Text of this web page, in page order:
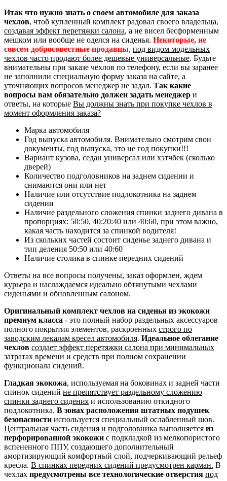
Итак что нужно знать о своем автомобиле для заказа
чехлов, чтоб купленный комплект радовал своего владельца,
создавая эффект перетяжки салона, а не висел бесформенным
мешком или вообще не оделся на сиденья. Некоторые, не
совсем добросовестные продавцы, под видом модельных
чехлов часто продают более дешевые универсальные. Будьте
внимательны при заказе чехлов по телефону, если вы заранее
не заполнили специальную форму заказа на сайте, а
уточняющих вопросов менеджер не задал. Так какие
вопросы вам обязательно должен задать менеджер и
ответы, на которые Вы должны знать при покупке чехлов в
момент оформления заказа?
Марка автомобиля
Год выпуска автомобиля. Внимательно смотрим свои
документы, год выпуска, это не год покупки!!!
Вариант кузова, седан универсал или хэтчбек (сколько
дверей)
Количество подголовников на заднем сидении и
снимаются они или нет
Наличие или отсутствие подлокотника на заднем
сидении
Наличие раздельного сложения спинки заднего дивана в
пропорциях: 50:50, 40:20:40 или 40:60, при этом важно,
какая часть находится за спинкой водителя!
Из скольких частей состоит сиденье заднего дивана и
тип деления 50:50 или 40:60
Наличие столика в спинке передних сидений
Ответы на все вопросы получены, заказ оформлен, ждем
курьера и наслаждаемся идеально обтянутыми чехлами
сиденьями и обновленным салоном.
Оригинальный комплект чехлов на сиденья из экокожи
премиум класса - это полный набор раздельных аксессуаров
полного покрытия элементов, раскроенных строго по
заводским лекалам кресел автомобиля. Идеальное облегание
чехлов создает эффект перетяжки салона при минимальных
затратах времени и средств при полном сохранении
функционала сидений.
Гладкая экокожа, используемая на боковинах и задней части
спинок сидений не препятствует раздельному сложению
спинки заднего сидения и использованию откидного
подлокотника. В зонах расположения штатных подушек
безопасности используется специальный ослабленный шов.
Центральная часть сидения и подголовника выполняется из
перфорированной экокожи с подкладкой из мелкопористого
вспененного ППУ, создающего дополнительный
амортизирующий комфортный слой, подчеркивающий рельеф
кресла. В спинках передних сидений предусмотрен карман. В
чехлах предусмотрены все технологические отверстия под